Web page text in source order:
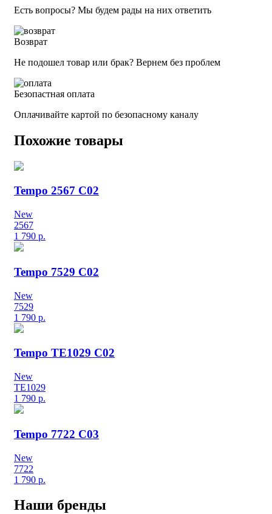
Есть вопросы? Мы будем рады на них ответить
Возврат
Не подошел товар или брак? Вернем без проблем
Безопастная оплата
Оплачивайте картой по безопасному каналу
Похожие товары
Tempo 2567 C02
New
2567
1 790 р.
Tempo 7529 C02
New
7529
1 790 р.
Tempo TE1029 C02
New
TE1029
1 790 р.
Tempo 7722 C03
New
7722
1 790 р.
Наши бренды